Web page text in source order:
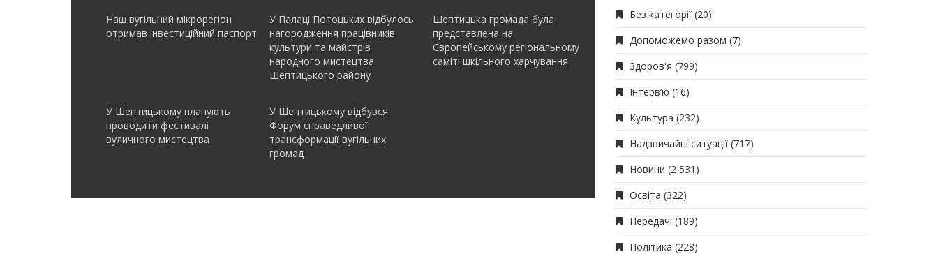
Наш вугільний мікрорегіон
отримав інвеcтиційний паспорт
У Палаці Потоцьких відбулось
нагородження працівників
культури та майстрів
народного мистецтва
Шептицького району
Шептицька громада була
представлена на
Європейському регіональному
саміті шкільного харчування
У Шептицькому планують
проводити фестивалі
вуличного мистецтва
У Шептицькому відбувся
Форум справедливої
трансформації вугільних
громад
Без категорії (20)
Допоможемо разом (7)
Здоров'я (799)
Інтерв’ю (16)
Культура (232)
Надзвичайні ситуації (717)
Новини (2 531)
Освіта (322)
Передачі (189)
Політика (228)